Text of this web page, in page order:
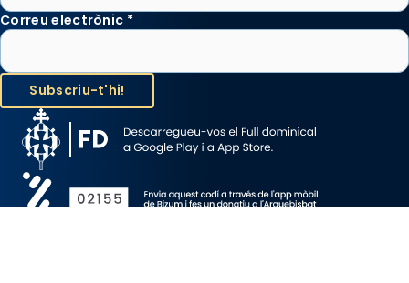
Correu electrònic *